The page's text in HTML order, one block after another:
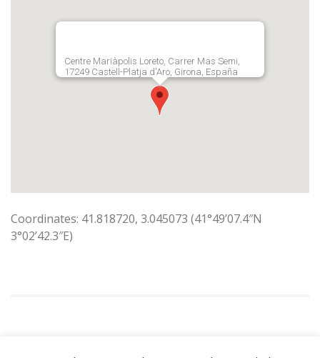
Centre Mariàpolis Loreto, Carrer Mas Semi,
17249 Castell-Platja d'Aro, Girona, España
Coordinates: 41.818720, 3.045073 (41°49’07.4″N
3°02’42.3″E)